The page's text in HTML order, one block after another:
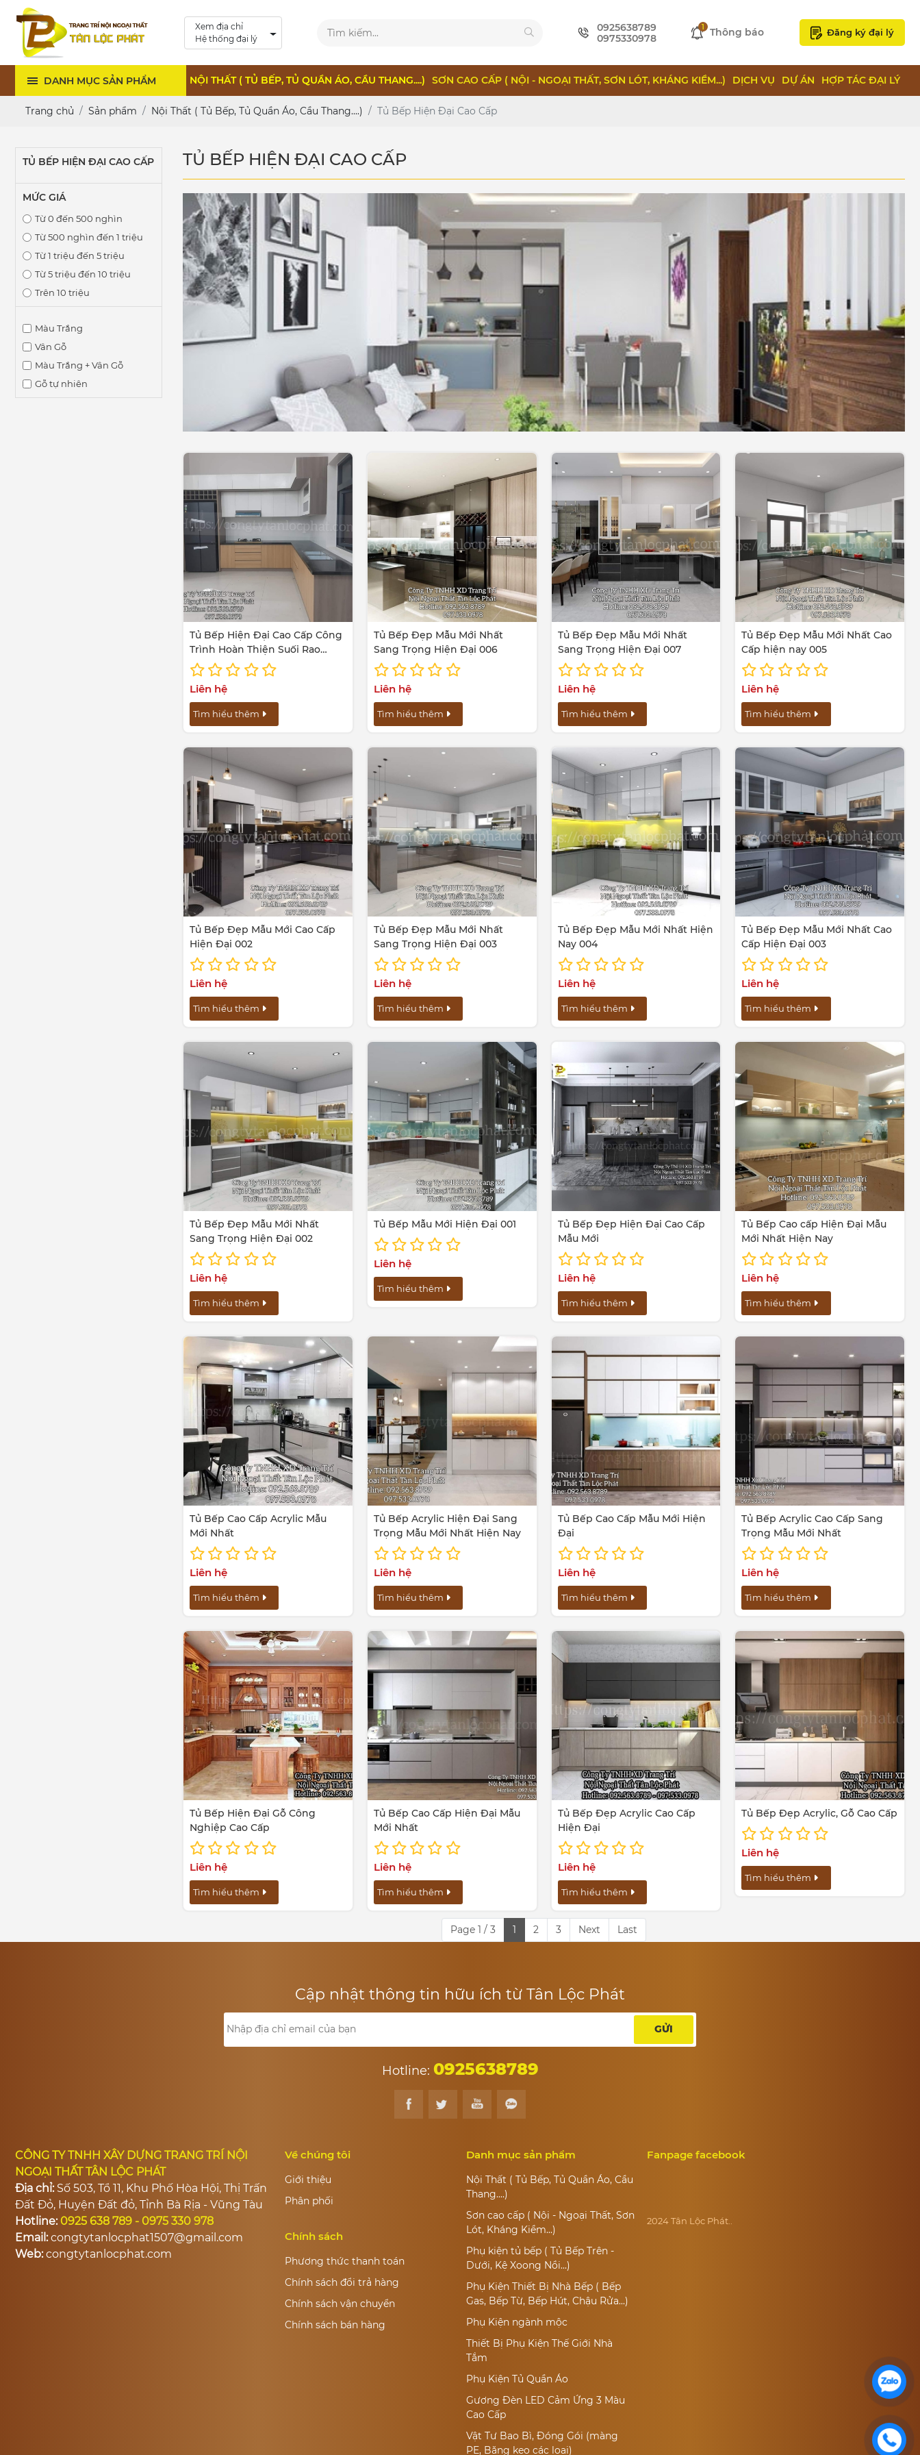
Xem địa chỉ
Hệ thống đại lý
0925638789
0975330978
1 Thông báo Đăng ký đại lý
DANH MỤC SẢN PHẨM NỘI THẤT ( TỦ BẾP, TỦ QUẦN ÁO, CẦU THANG....) SƠN CAO CẤP ( NỘI - NGOẠI THẤT, SƠN LÓT, KHÁNG KIỀM...) DỊCH VỤ DỰ ÁN HỢP TÁC ĐẠI LÝ
Trang chủ Sản phẩm Nội Thất ( Tủ Bếp, Tủ Quần Áo, Cầu Thang....) Tủ Bếp Hiện Đại Cao Cấp
TỦ BẾP HIỆN ĐẠI CAO CẤP
MỨC GIÁ
Từ 0 đến 500 nghìn
Từ 500 nghìn đến 1 triệu
Từ 1 triệu đến 5 triệu
Từ 5 triệu đến 10 triệu
Trên 10 triệu
Màu Trắng
Vân Gỗ
Màu Trắng + Vân Gỗ
Gỗ tự nhiên
TỦ BẾP HIỆN ĐẠI CAO CẤP
Tủ Bếp Hiện Đại Cao Cấp Công
Trình Hoàn Thiện Suối Rao
Châu Đức Bà Rịa - Vũng Tàu
Liên hệ
Tìm hiểu thêm
Tủ Bếp Đẹp Mẫu Mới Nhất
Sang Trọng Hiện Đại 006
Liên hệ
Tìm hiểu thêm
Tủ Bếp Đẹp Mẫu Mới Nhất
Sang Trọng Hiện Đại 007
Liên hệ
Tìm hiểu thêm
Tủ Bếp Đẹp Mẫu Mới Nhất Cao
Cấp hiện nay 005
Liên hệ
Tìm hiểu thêm
Tủ Bếp Đẹp Mẫu Mới Cao Cấp
Hiện Đại 002
Liên hệ
Tìm hiểu thêm
Tủ Bếp Đẹp Mẫu Mới Nhất
Sang Trọng Hiện Đại 003
Liên hệ
Tìm hiểu thêm
Tủ Bếp Đẹp Mẫu Mới Nhất Hiện
Nay 004
Liên hệ
Tìm hiểu thêm
Tủ Bếp Đẹp Mẫu Mới Nhất Cao
Cấp Hiện Đại 003
Liên hệ
Tìm hiểu thêm
Tủ Bếp Đẹp Mẫu Mới Nhất
Sang Trọng Hiện Đại 002
Liên hệ
Tìm hiểu thêm
Tủ Bếp Mẫu Mới Hiện Đại 001
Liên hệ
Tìm hiểu thêm
Tủ Bếp Đẹp Hiện Đại Cao Cấp
Mẫu Mới
Liên hệ
Tìm hiểu thêm
Tủ Bếp Cao cấp Hiện Đại Mẫu
Mới Nhất Hiện Nay
Liên hệ
Tìm hiểu thêm
Tủ Bếp Cao Cấp Acrylic Mẫu
Mới Nhất
Liên hệ
Tìm hiểu thêm
Tủ Bếp Acrylic Hiện Đại Sang
Trọng Mẫu Mới Nhất Hiện Nay
Liên hệ
Tìm hiểu thêm
Tủ Bếp Cao Cấp Mẫu Mới Hiện
Đại
Liên hệ
Tìm hiểu thêm
Tủ Bếp Acrylic Cao Cấp Sang
Trọng Mẫu Mới Nhất
Liên hệ
Tìm hiểu thêm
Tủ Bếp Hiện Đại Gỗ Công
Nghiệp Cao Cấp
Liên hệ
Tìm hiểu thêm
Tủ Bếp Cao Cấp Hiện Đại Mẫu
Mới Nhất
Liên hệ
Tìm hiểu thêm
Tủ Bếp Đẹp Acrylic Cao Cấp
Hiện Đại
Liên hệ
Tìm hiểu thêm
Tủ Bếp Đẹp Acrylic, Gỗ Cao Cấp
Liên hệ
Tìm hiểu thêm
Page 1 / 3 1 2 3 Next Last
Cập nhật thông tin hữu ích từ Tân Lộc Phát
GỬI
Hotline: 0925638789
CÔNG TY TNHH XÂY DỰNG TRANG TRÍ NỘI
NGOẠI THẤT TÂN LỘC PHÁT
Địa chỉ:Số 503, Tổ 11, Khu Phố Hòa Hội, Thị Trấn
Đất Đỏ, Huyện Đất đỏ, Tỉnh Bà Rịa - Vũng Tàu
Hotline: 0925 638 789 - 0975 330 978
Email:congtytanlocphat1507@gmail.com
Web:congtytanlocphat.com
Về chúng tôi
Giới thiệu
Phân phối
Chính sách
Phương thức thanh toán
Chính sách đổi trả hàng
Chính sách vận chuyển
Chính sách bán hàng
Danh mục sản phẩm
Nội Thất ( Tủ Bếp, Tủ Quần Áo, Cầu
Thang....)
Sơn cao cấp ( Nội - Ngoại Thất, Sơn
Lót, Kháng Kiềm...)
Phụ kiện tủ bếp ( Tủ Bếp Trên -
Dưới, Kệ Xoong Nồi...)
Phụ Kiện Thiết Bị Nhà Bếp ( Bếp
Gas, Bếp Từ, Bếp Hút, Chậu Rửa...)
Phụ Kiện ngành mộc
Thiết Bị Phụ Kiện Thế Giới Nhà
Tắm
Phụ Kiện Tủ Quần Áo
Gương Đèn LED Cảm Ứng 3 Màu
Cao Cấp
Vật Tư Bao Bì, Đóng Gói (màng
PE, Băng keo các loại)
Fanpage facebook
2024 Tân Lộc Phát..